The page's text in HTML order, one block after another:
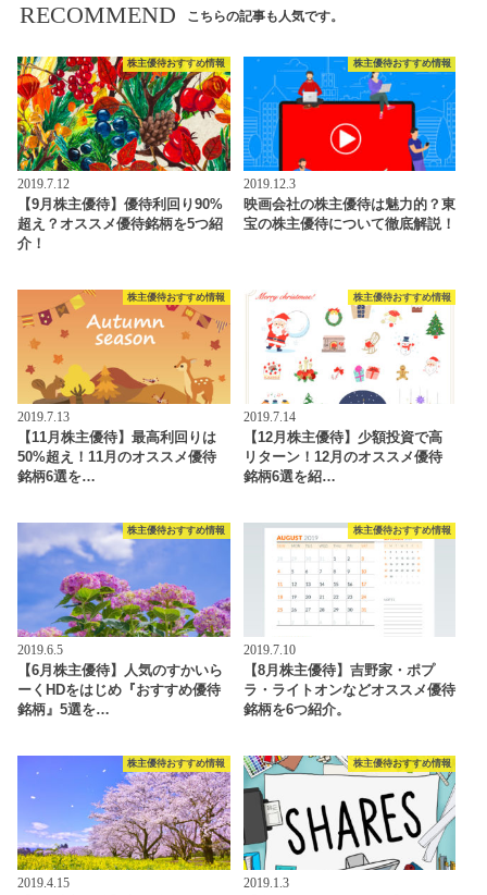
RECOMMEND こちらの記事も人気です。
株主優待おすすめ情報
2019.7.12
【9月株主優待】優待利回り90%
超え？オススメ優待銘柄を5つ紹
介！
株主優待おすすめ情報
2019.12.3
映画会社の株主優待は魅力的？東
宝の株主優待について徹底解説！
株主優待おすすめ情報
2019.7.13
【11月株主優待】最高利回りは
50%超え！11月のオススメ優待
銘柄6選を…
株主優待おすすめ情報
2019.7.14
【12月株主優待】少額投資で高
リターン！12月のオススメ優待
銘柄6選を紹…
株主優待おすすめ情報
2019.6.5
【6月株主優待】人気のすかいら
ーくHDをはじめ『おすすめ優待
銘柄』5選を…
株主優待おすすめ情報
2019.7.10
【8月株主優待】吉野家・ポプ
ラ・ライトオンなどオススメ優待
銘柄を6つ紹介。
株主優待おすすめ情報
2019.4.15
株主優待おすすめ情報
2019.1.3